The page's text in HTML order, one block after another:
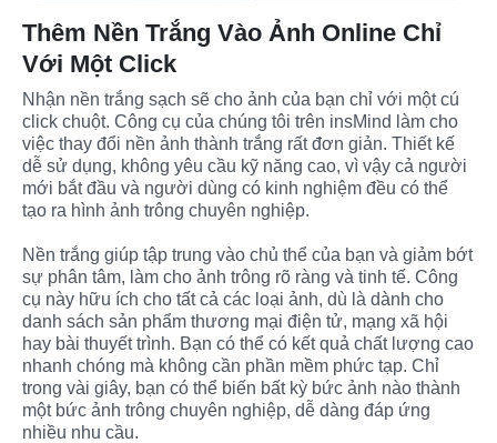
Thêm Nền Trắng Vào Ảnh Online Chỉ
Với Một Click
Nhận nền trắng sạch sẽ cho ảnh của bạn chỉ với một cú
click chuột. Công cụ của chúng tôi trên insMind làm cho
việc thay đổi nền ảnh thành trắng rất đơn giản. Thiết kế
dễ sử dụng, không yêu cầu kỹ năng cao, vì vậy cả người
mới bắt đầu và người dùng có kinh nghiệm đều có thể
tạo ra hình ảnh trông chuyên nghiệp.
Nền trắng giúp tập trung vào chủ thể của bạn và giảm bớt
sự phân tâm, làm cho ảnh trông rõ ràng và tinh tế. Công
cụ này hữu ích cho tất cả các loại ảnh, dù là dành cho
danh sách sản phẩm thương mại điện tử, mạng xã hội
hay bài thuyết trình. Bạn có thể có kết quả chất lượng cao
nhanh chóng mà không cần phần mềm phức tạp. Chỉ
trong vài giây, bạn có thể biến bất kỳ bức ảnh nào thành
một bức ảnh trông chuyên nghiệp, dễ dàng đáp ứng
nhiều nhu cầu.